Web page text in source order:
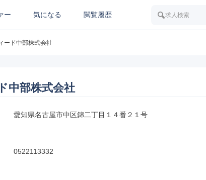
ー 気になる 閲覧履歴 求人検索
ード中部株式会社
中部株式会社
愛知県名古屋市中区錦二丁目１４番２１号
0522113332